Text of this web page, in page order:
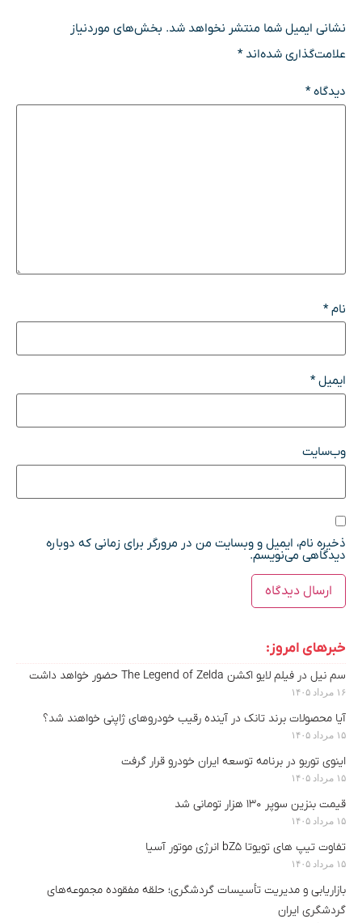
نشانی ایمیل شما منتشر نخواهد شد. بخش‌های موردنیاز
علامت‌گذاری شده‌اند*
دیدگاه*
نام*
ایمیل*
وب‌سایت
ذخیره نام، ایمیل و وبسایت من در مرورگر برای زمانی که دوباره
دیدگاهی می‌نویسم.
خبرهای امروز:
سم نیل در فیلم لایو اکشن The Legend of Zelda حضور خواهد داشت
۱۶ مرداد ۱۴۰۵
آیا محصولات برند تانک در آینده رقیب خودروهای ژاپنی خواهند شد؟
۱۵ مرداد ۱۴۰۵
اینوی توربو در برنامه توسعه ایران خودرو قرار گرفت
۱۵ مرداد ۱۴۰۵
قیمت بنزین سوپر ۱۳۰ هزار تومانی شد
۱۵ مرداد ۱۴۰۵
تفاوت تیپ های تویوتا bZ5 انرژی موتور آسیا
۱۵ مرداد ۱۴۰۵
بازاریابی و مدیریت تأسیسات گردشگری؛ حلقه مفقوده مجموعه‌های
گردشگری ایران